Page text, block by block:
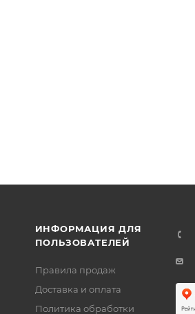
ИНФОРМАЦИЯ ДЛЯ
ПОЛЬЗОВАТЕЛЕЙ
Правила продаж
Доставка и оплата
Политика обработки